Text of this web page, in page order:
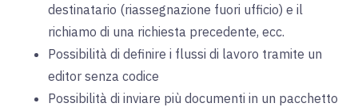
destinatario (riassegnazione fuori ufficio) e il
richiamo di una richiesta precedente, ecc.
Possibilità di definire i flussi di lavoro tramite un
editor senza codice
Possibilità di inviare più documenti in un pacchetto